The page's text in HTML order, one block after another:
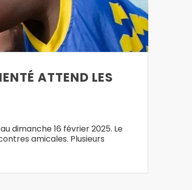
ATTEND LES
dimanche 16 février 2025. Le
amicales. Plusieurs